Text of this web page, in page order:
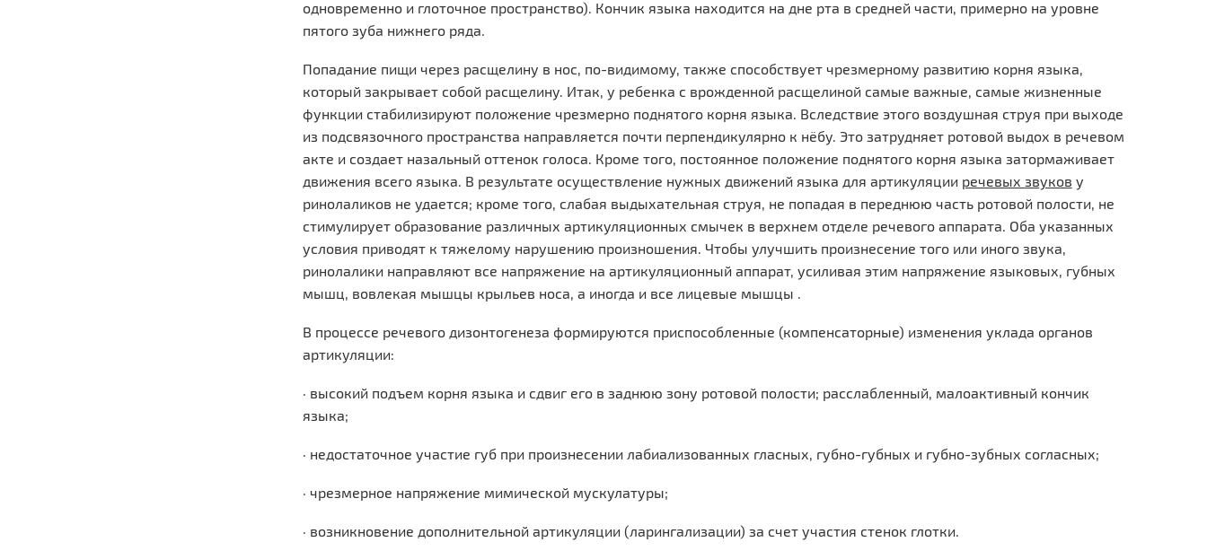
одновременно и глоточное пространство). Кончик языка находится на дне рта в средней части, примерно на уровне
пятого зуба нижнего ряда.
Попадание пищи через расщелину в нос, по-видимому, также способствует чрезмерному развитию корня языка,
который закрывает собой расщелину. Итак, у ребенка с врожденной расщелиной самые важные, самые жизненные
функции стабилизируют положение чрезмерно поднятого корня языка. Вследствие этого воздушная струя при выходе
из подсвязочного пространства направляется почти перпендикулярно к нёбу. Это затрудняет ротовой выдох в речевом
акте и создает назальный оттенок голоса. Кроме того, постоянное положение поднятого корня языка затормаживает
движения всего языка. В результате осуществление нужных движений языка для артикуляции речевых звуков у
ринолаликов не удается; кроме того, слабая выдыхательная струя, не попадая в переднюю часть ротовой полости, не
стимулирует образование различных артикуляционных смычек в верхнем отделе речевого аппарата. Оба указанных
условия приводят к тяжелому нарушению произношения. Чтобы улучшить произнесение того или иного звука,
ринолалики направляют все напряжение на артикуляционный аппарат, усиливая этим напряжение языковых, губных
мышц, вовлекая мышцы крыльев носа, а иногда и все лицевые мышцы .
В процессе речевого дизонтогенеза формируются приспособленные (компенсаторные) изменения уклада органов
артикуляции:
· высокий подъем корня языка и сдвиг его в заднюю зону ротовой полости; расслабленный, малоактивный кончик
языка;
· недостаточное участие губ при произнесении лабиализованных гласных, губно-губных и губно-зубных согласных;
· чрезмерное напряжение мимической мускулатуры;
· возникновение дополнительной артикуляции (ларингализации) за счет участия стенок глотки.